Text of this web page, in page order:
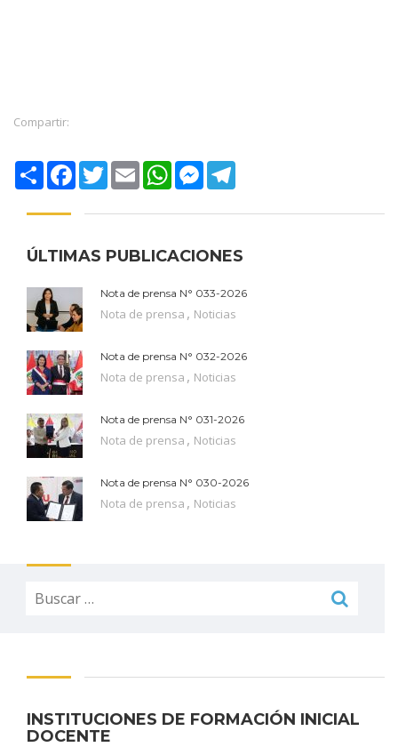
Compartir:
Compartir
Facebook
TwitterEmailWhatsAppMessenger
ÚLTIMAS PUBLICACIONES
Nota de prensa N° 033-2026
Nota de prensa , Noticias
Nota de prensa N° 032-2026
Nota de prensa , Noticias
Nota de prensa N° 031-2026
Nota de prensa , Noticias
Nota de prensa N° 030-2026
Nota de prensa , Noticias
Buscar:
INSTITUCIONES DE FORMACIÓN INICIAL
DOCENTE